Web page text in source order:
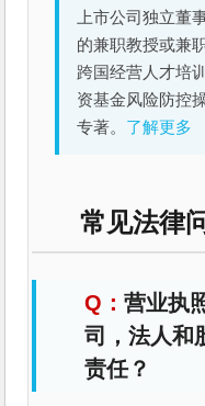
上市公司独立董
的兼职教授或兼
跨国经营人才培
资基金风险防控
专著。 了解更多
常见法律
营业执
司，法人和
责任？